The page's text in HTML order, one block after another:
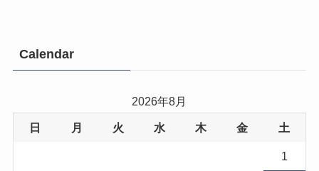
Calendar
2026年8月
日 月 火 水 木 金 土
1